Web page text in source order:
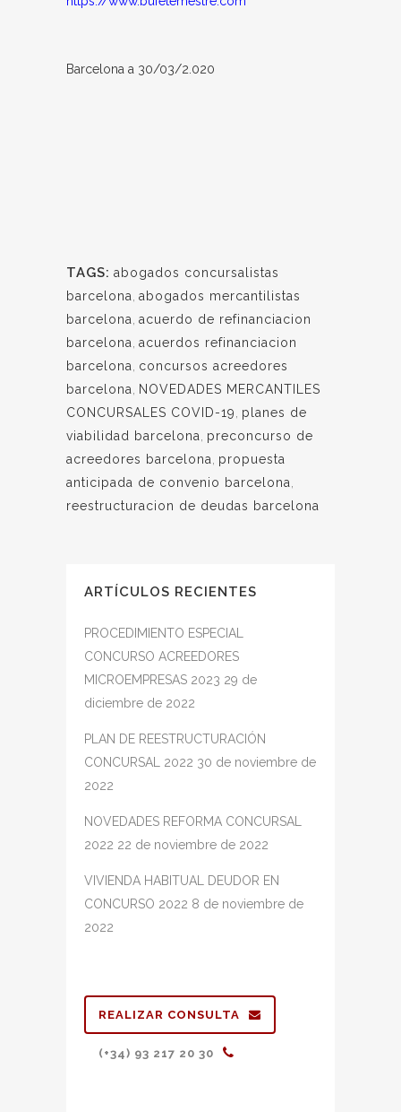
Barcelona a 30/03/2.020
TAGS: abogados concursalistas
barcelona abogados mercantilistas
barcelona acuerdo de refinanciacion
barcelona acuerdos refinanciacion
barcelona
concursos acreedores
barcelona
NOVEDADES MERCANTILES
CONCURSALES COVID-19
planes de
viabilidad barcelona
preconcurso de
acreedores barcelona
propuesta
anticipada de convenio barcelona
reestructuracion de deudas barcelona
ARTÍCULOS RECIENTES
PROCEDIMIENTO ESPECIAL
CONCURSO ACREEDORES
MICROEMPRESAS 2023 29 de
diciembre de 2022
PLAN DE REESTRUCTURACIÓN
CONCURSAL 2022 30 de noviembre de
2022
NOVEDADES REFORMA CONCURSAL
2022 22 de noviembre de 2022
VIVIENDA HABITUAL DEUDOR EN
CONCURSO 2022 8 de noviembre de
2022
REALIZAR CONSULTA
(+34) 93 217 20 30